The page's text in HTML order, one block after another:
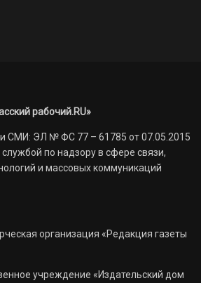
рабочий.RU»
СМИ: ЭЛ № ФС 77 – 61785 от 07.05.2015
по надзору в сфере связи,
и массовых коммуникаций
организация «Редакция газеты
учреждение «Издательский дом